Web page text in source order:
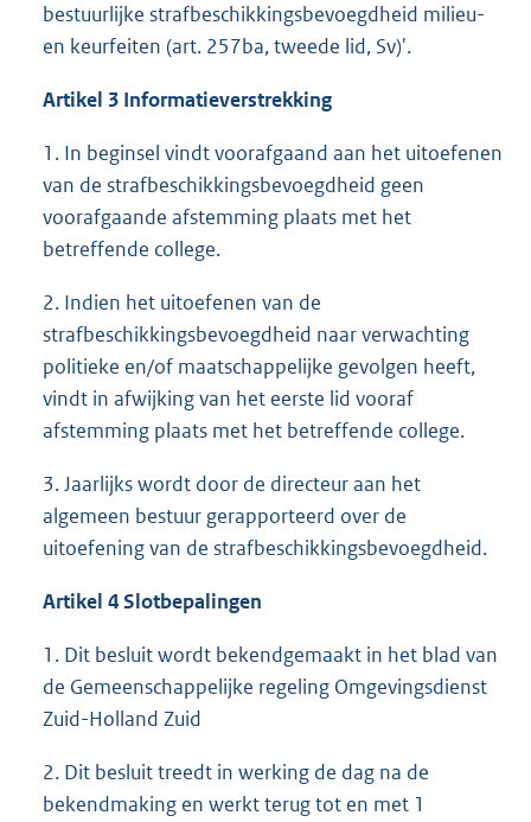
bestuurlijke strafbeschikkingsbevoegdheid milieu-
en keurfeiten (art. 257ba, tweede lid, Sv)'.
Artikel 3 Informatieverstrekking
1. In beginsel vindt voorafgaand aan het uitoefenen
van de strafbeschikkingsbevoegdheid geen
voorafgaande afstemming plaats met het
betreffende college.
2. Indien het uitoefenen van de
strafbeschikkingsbevoegdheid naar verwachting
politieke en/of maatschappelijke gevolgen heeft,
vindt in afwijking van het eerste lid vooraf
afstemming plaats met het betreffende college.
3. Jaarlijks wordt door de directeur aan het
algemeen bestuur gerapporteerd over de
uitoefening van de strafbeschikkingsbevoegdheid.
Artikel 4 Slotbepalingen
1. Dit besluit wordt bekendgemaakt in het blad van
de Gemeenschappelijke regeling Omgevingsdienst
Zuid-Holland Zuid
2. Dit besluit treedt in werking de dag na de
bekendmaking en werkt terug tot en met 1